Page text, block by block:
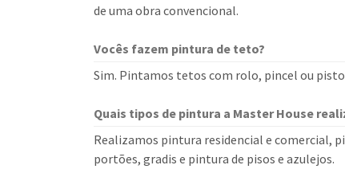
de uma obra convencional.
Vocês fazem pintura de teto?
Sim. Pintamos tetos com rolo, pincel ou
Quais tipos de pintura a Master House
Realizamos pintura residencial e comercial,
portões, gradis e pintura de pisos e azulejos.